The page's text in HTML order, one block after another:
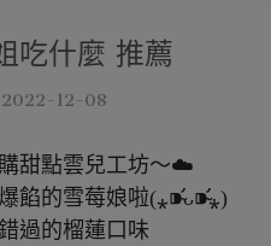
吃什麼 推薦
2022-12-08
甜點雲兒工坊～☁️
餡的雪莓娘啦(⁎⁍̴̛ᴗ⁍̴̛⁎)
過的榴蓮口味